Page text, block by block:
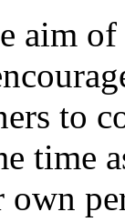
aim of
to
time